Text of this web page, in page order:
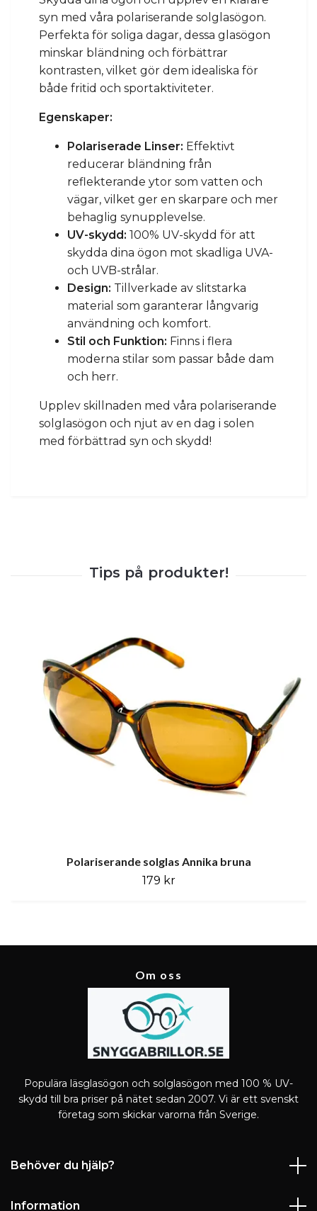
syn med våra polariserande solglasögon.
Perfekta för soliga dagar, dessa glasögon
minskar bländning och förbättrar
kontrasten, vilket gör dem idealiska för
både fritid och sportaktiviteter.
Egenskaper:
Polariserade Linser: Effektivt
reducerar bländning från
reflekterande ytor som vatten och
vägar, vilket ger en skarpare och mer
behaglig synupplevelse.
UV-skydd: 100% UV-skydd för att
skydda dina ögon mot skadliga UVA-
och UVB-strålar.
Design: Tillverkade av slitstarka
material som garanterar långvarig
användning och komfort.
Stil och Funktion: Finns i flera
moderna stilar som passar både dam
och herr.
Upplev skillnaden med våra polariserande
solglasögon och njut av en dag i solen
med förbättrad syn och skydd!
Polariserande solglas Annika bruna
179 kr
Om oss
Populära läsglasögon och solglasögon med 100 % UV-
skydd till bra priser på nätet sedan 2007. Vi är ett svenskt
företag som skickar varorna från Sverige.
Behöver du hjälp?
Information